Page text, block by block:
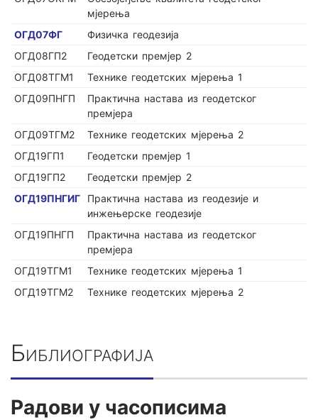
мјерења
ОГД07ФГ
Физичка геодезија
ОГД08ГП2
Геодетски премјер 2
ОГД08ТГМ1
Технике геодетских мјерења 1
ОГД09ПНГП
Практична настава из геодетског
премјера
ОГД09ТГМ2
Технике геодетских мјерења 2
ОГД19ГП1
Геодетски премјер 1
ОГД19ГП2
Геодетски премјер 2
ОГД19ПНГИГ
Практична настава из геодезије и
инжењерске геодезије
ОГД19ПНГП
Практична настава из геодетског
премјера
ОГД19ТГМ1
Технике геодетских мјерења 1
ОГД19ТГМ2
Технике геодетских мјерења 2
Библиографија
Радови у часописима